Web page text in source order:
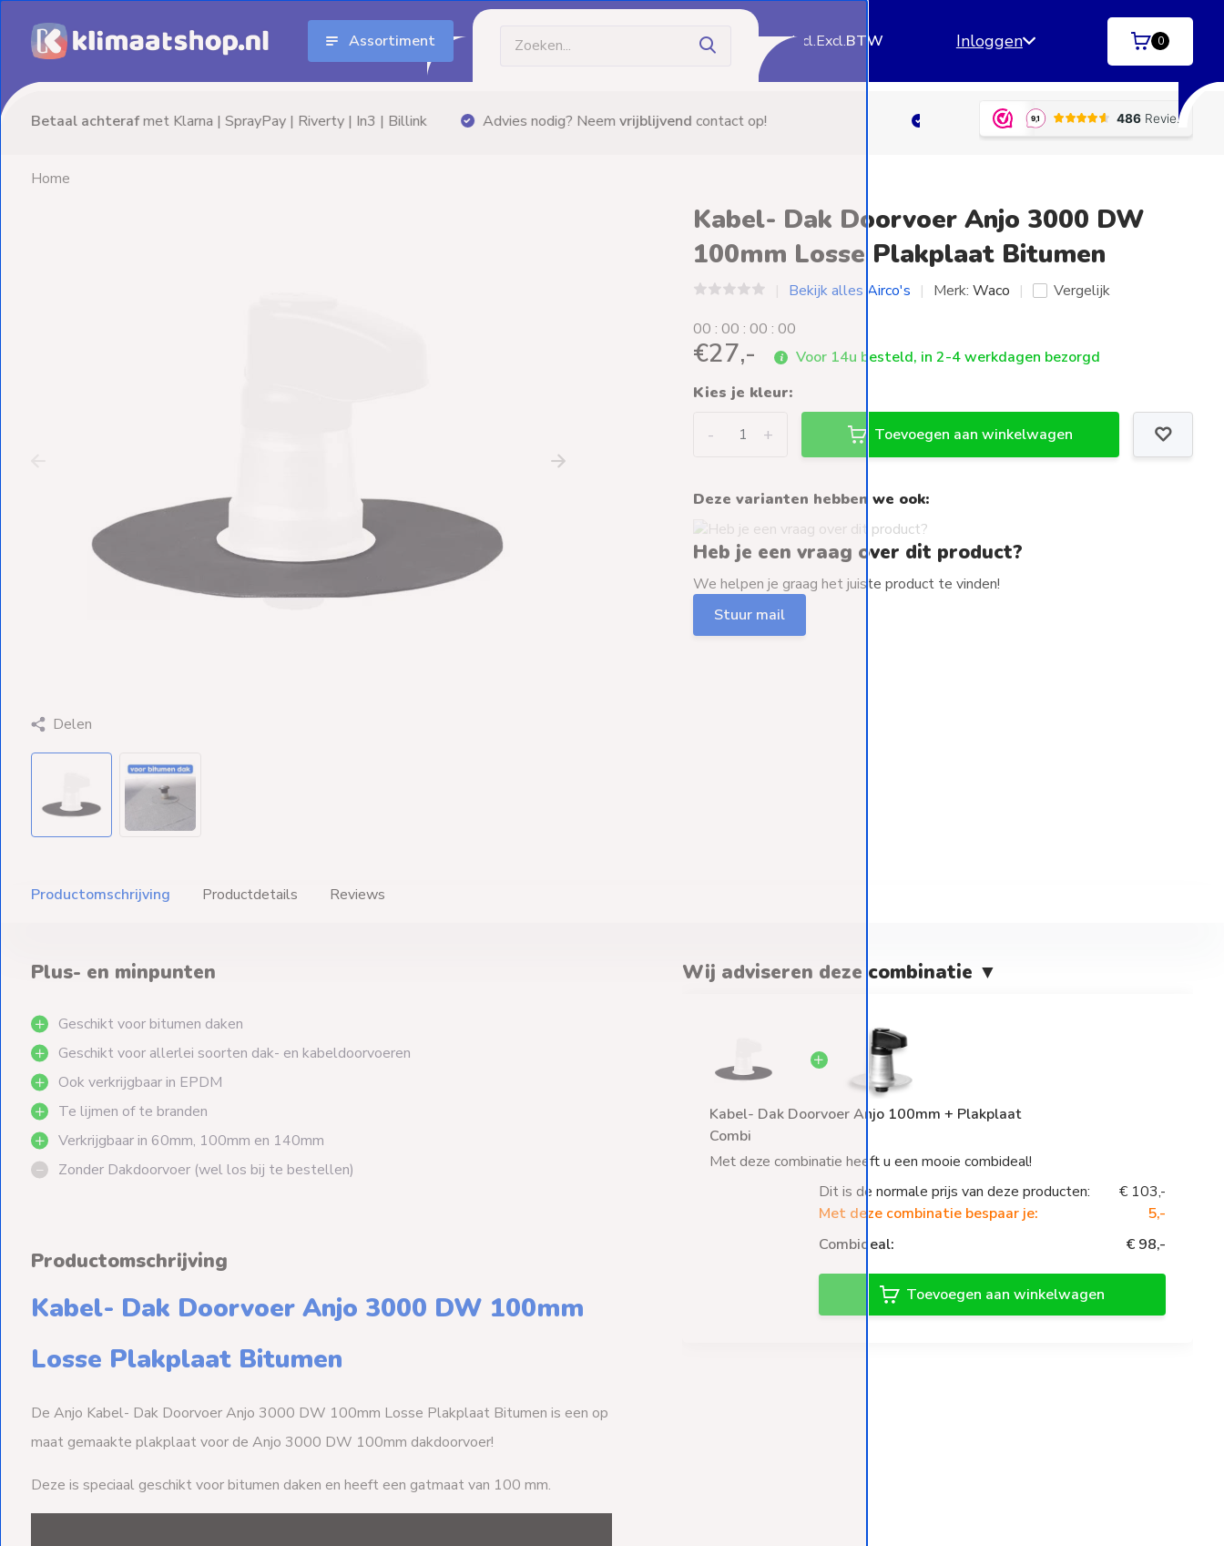
Assortiment Incl.Excl.BTW Inloggen 0
Advies nodig? Neemvrijblijvendcontact op! Gratis bezorgingvanaf €60,- (m.u.v. palletzendingen) Betaal achterafmet Klarna | SprayPay
Aanbiedingen
Klantenservice
Home
Delen
Kabel- Dak Doorvoer Anjo 3000 DW
100mm Losse Plakplaat Bitumen
Bekijk alles Airco's Merk:Waco
Vergelijk
00 :00 :00 :00
€27,-
Voor 14u besteld, in 2-4 werkdagen bezorgd
Kies je kleur:
+
- Toevoegen aan winkelwagen
Deze varianten hebben we ook:
Heb je een vraag over dit product?
We helpen je graag het juiste product te vinden!
Stuur mail
Productomschrijving Productdetails Reviews
Plus- en minpunten
Geschikt voor bitumen daken
Geschikt voor allerlei soorten dak- en kabeldoorvoeren
Ook verkrijgbaar in EPDM
Te lijmen of te branden
Verkrijgbaar in 60mm, 100mm en 140mm
Zonder Dakdoorvoer (wel los bij te bestellen)
Productomschrijving
Kabel- Dak Doorvoer Anjo 3000 DW 100mm
Losse Plakplaat Bitumen
De Anjo Kabel- Dak Doorvoer Anjo 3000 DW 100mm Losse Plakplaat Bitumen is een op
maat gemaakte plakplaat voor de Anjo 3000 DW 100mm dakdoorvoer!
Deze is speciaal geschikt voor bitumen daken en heeft een gatmaat van 100 mm.
Wij adviseren deze combinatie ▼
Kabel- Dak Doorvoer Anjo 100mm + Plakplaat
Combi
Met deze combinatie heeft u een mooie combideal!
Dit is de normale prijs van deze producten:
€ 103,-
Met deze combinatie bespaar je:
5,-
Combideal:
€ 98,-
Toevoegen aan winkelwagen